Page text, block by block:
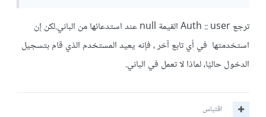
ترجع Auth :: user القيمة null عند استدعائها من الباني.لكن إن
استخدمتها في أي تابع آخر ، فإنه يعيد المستخدم الذي قام بتسجيل
الدخول حاليًا، لماذا لا تعمل في الباني.
اقتباس